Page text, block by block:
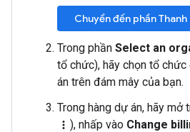
Chuyển đến phần
Trong phần Select an
tổ chức), hãy chọn tổ
án trên đám mây của bạn.
Trong hàng dự án, hãy mở
more_vert ), nhấp vào Change